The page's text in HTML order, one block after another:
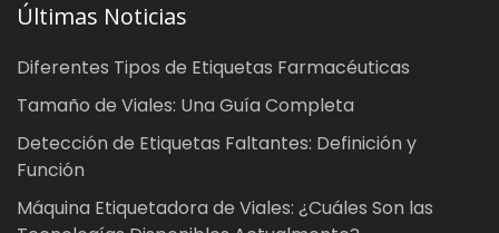
Últimas Noticias
Diferentes Tipos de Etiquetas Farmacéuticas
Tamaño de Viales: Una Guía Completa
Detección de Etiquetas Faltantes: Definición y
Función
Máquina Etiquetadora de Viales: ¿Cuáles Son las